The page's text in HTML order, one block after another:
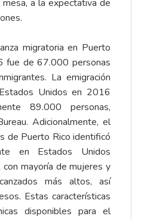
a la expectativa de
migratoria en Puerto
de 67.000 personas
La emigración
Unidos en 2016
89.000 personas,
Adicionalmente, el
de Puerto Rico identificó
en Estados Unidos
mayoría de mujeres y
más altos, así
Estas características
disponibles para el